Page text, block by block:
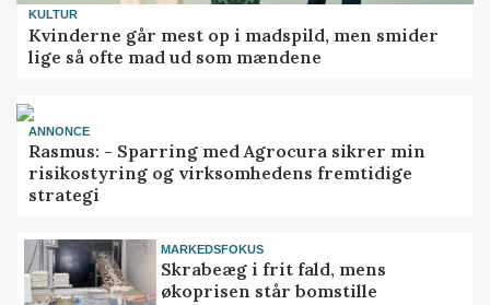
KULTUR
Kvinderne går mest op i madspild, men smider
lige så ofte mad ud som mændene
ANNONCE
Rasmus: - Sparring med Agrocura sikrer min
risikostyring og virksomhedens fremtidige
strategi
MARKEDSFOKUS
Skrabeæg i frit fald, mens
økoprisen står bomstille